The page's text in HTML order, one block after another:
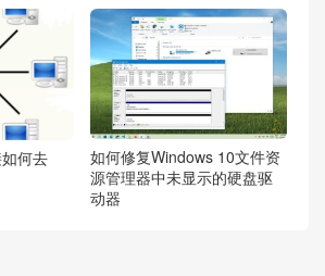
何去
如何修复Windows 10文件资
源管理器中未显示的硬盘驱
动器